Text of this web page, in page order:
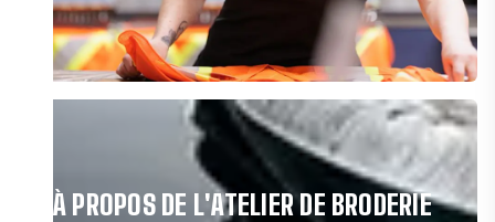
VOIR LES BOTTES KODIAK
À PROPOS DE L'ATELIER DE BRODERIE